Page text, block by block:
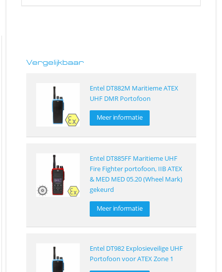
Vergelijkbaar
Entel DT882M Maritieme ATEX
UHF DMR Portofoon
Meer informatie
Entel DT885FF Maritieme UHF
Fire Fighter portofoon, IIB ATEX
& MED MED 05.20 (Wheel Mark)
gekeurd
Meer informatie
Entel DT982 Explosieveilige UHF
Portofoon voor ATEX Zone 1